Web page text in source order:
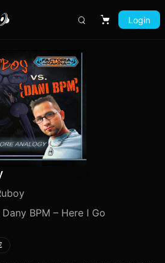
Carrito
Login
BPM – Here I Go